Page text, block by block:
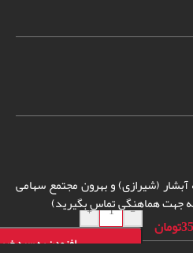
(شیرازی) و بهرون مجتمع سهامی
تومان
-
+
افزودن به سبد